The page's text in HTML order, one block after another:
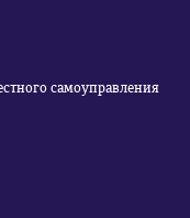
самоуправления